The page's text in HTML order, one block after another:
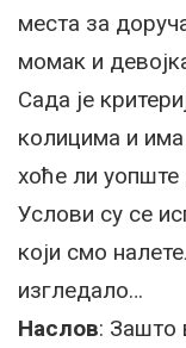
места за
момак и
Сада је
колицима и
хоће ли
Услови су се
који смо
изгледало…
Наслов: Зашто